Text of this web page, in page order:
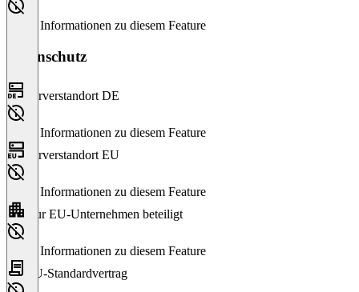
Keine Informationen zu diesem Feature
Datenschutz
Serverstandort DE
Keine Informationen zu diesem Feature
Serverstandort EU
Keine Informationen zu diesem Feature
Nur EU-Unternehmen beteiligt
Keine Informationen zu diesem Feature
EU-Standardvertrag